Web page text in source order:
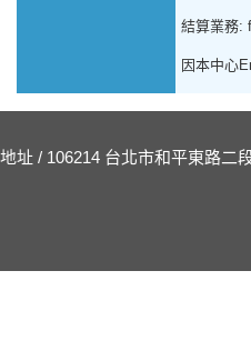
結算業務:
因本中心
地址 / 106214 台北市和平東路二